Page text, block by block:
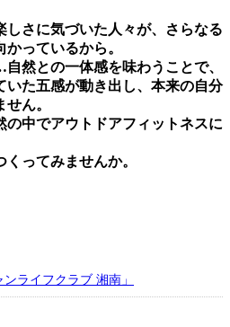
しさに気づいた⼈々が、さらなる
っているから。
然との⼀体感を味わうことで、
いた五感が動き出し、本来の⾃分
ん。
の中でアウトドアフィットネスに
ってみませんか。
ライフクラブ 湘南」